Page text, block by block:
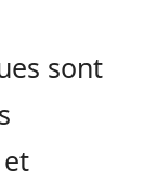
sont